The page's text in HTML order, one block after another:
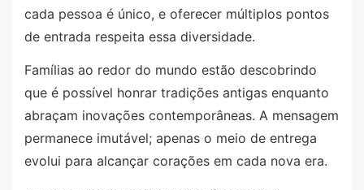
cada pessoa é único, e oferecer múltiplos pontos
de entrada respeita essa diversidade.
Famílias ao redor do mundo estão descobrindo
que é possível honrar tradições antigas enquanto
abraçam inovações contemporâneas. A mensagem
permanece imutável; apenas o meio de entrega
evolui para alcançar corações em cada nova era.